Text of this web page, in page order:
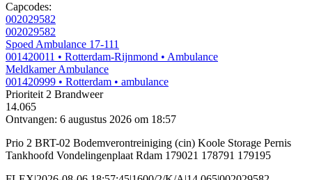
Capcodes:
002029582
002029582
Spoed Ambulance 17-111
001420011 • Rotterdam-Rijnmond • Ambulance
Meldkamer Ambulance
001420999 • Rotterdam • ambulance
Prioriteit 2 Brandweer
14.065
Ontvangen: 6 augustus 2026 om 18:57
Prio 2 BRT-02 Bodemverontreiniging (cin) Koole Storage Pernis
Tankhoofd Vondelingenplaat Rdam 179021 178791 179195